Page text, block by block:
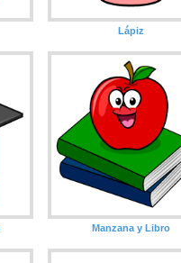
Lápiz
Manzana y Libro